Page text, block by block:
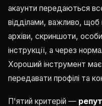
акаунти передаються
відділами, важливо, щоб
архіви, скриншоти,
інструкції, а через
Хороший інструмент має
передавати профілі та
П'ятий критерій —